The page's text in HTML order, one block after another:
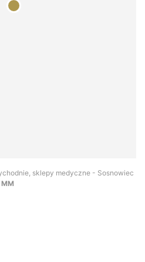
sklepy medyczne - Sosnowiec